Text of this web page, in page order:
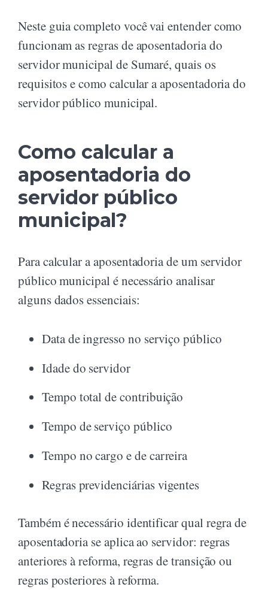
Neste guia completo você vai entender como
funcionam as regras de aposentadoria do
servidor municipal de Sumaré, quais os
requisitos e como calcular a aposentadoria do
servidor público municipal.
Como calcular a
aposentadoria do
servidor público
municipal?
Para calcular a aposentadoria de um servidor
público municipal é necessário analisar
alguns dados essenciais:
Data de ingresso no serviço público
Idade do servidor
Tempo total de contribuição
Tempo de serviço público
Tempo no cargo e de carreira
Regras previdenciárias vigentes
Também é necessário identificar qual regra de
aposentadoria se aplica ao servidor: regras
anteriores à reforma, regras de transição ou
regras posteriores à reforma.